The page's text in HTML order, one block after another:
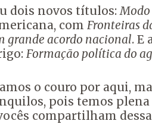
dois novos títulos:
com Fronteiras
grande acordo nacional. E
Formação política do
o couro por aqui,
pois temos
compartilham